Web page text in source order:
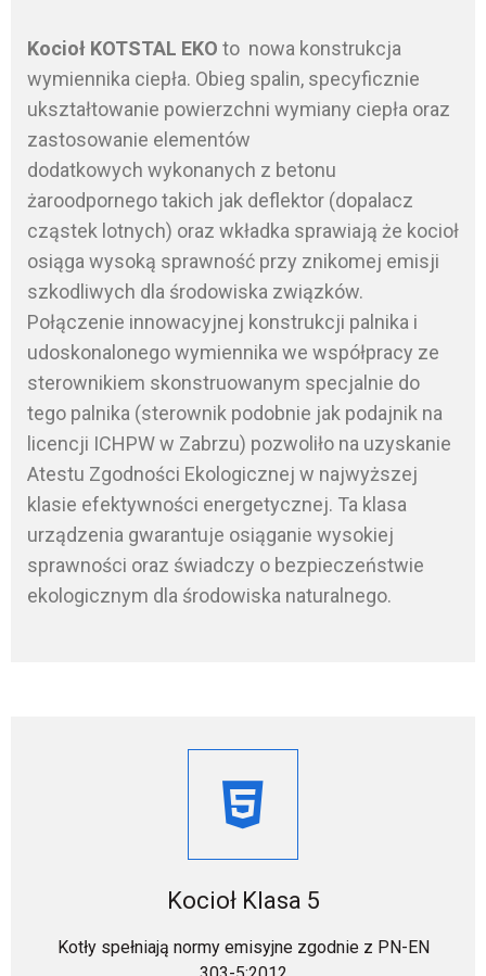
Kocioł KOTSTAL EKO to nowa konstrukcja
wymiennika ciepła. Obieg spalin, specyficznie
ukształtowanie powierzchni wymiany ciepła oraz
zastosowanie elementów
dodatkowych wykonanych z betonu
żaroodpornego takich jak deflektor (dopalacz
cząstek lotnych) oraz wkładka sprawiają że kocioł
osiąga wysoką sprawność przy znikomej emisji
szkodliwych dla środowiska związków.
Połączenie innowacyjnej konstrukcji palnika i
udoskonalonego wymiennika we współpracy ze
sterownikiem skonstruowanym specjalnie do
tego palnika (sterownik podobnie jak podajnik na
licencji ICHPW w Zabrzu) pozwoliło na uzyskanie
Atestu Zgodności Ekologicznej w najwyższej
klasie efektywności energetycznej. Ta klasa
urządzenia gwarantuje osiąganie wysokiej
sprawności oraz świadczy o bezpieczeństwie
ekologicznym dla środowiska naturalnego.
Kocioł Klasa 5
Kotły spełniają normy emisyjne zgodnie z PN-EN